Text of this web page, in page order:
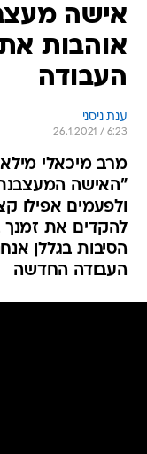
אישה
אוהבות
העבודה
ענת ניסני
26.1.2021 / 6:23
מרב מיכאלי
"האישה
ולפעמים אפילו
להקדים את זמנך
הסיבות בגללן
העבודה החדשה